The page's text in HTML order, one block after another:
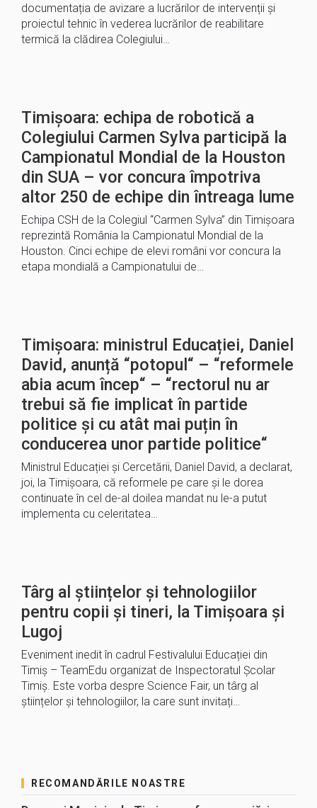
documentația de avizare a lucrărilor de intervenții și
proiectul tehnic în vederea lucrărilor de reabilitare
termică la clădirea Colegiului…
Timișoara: echipa de robotică a
Colegiului Carmen Sylva participă la
Campionatul Mondial de la Houston
din SUA – vor concura împotriva
altor 250 de echipe din întreaga lume
Echipa CSH de la Colegiul “Carmen Sylva” din Timișoara
reprezintă România la Campionatul Mondial de la
Houston. Cinci echipe de elevi români vor concura la
etapa mondială a Campionatului de…
Timișoara: ministrul Educației, Daniel
David, anunță “potopul“ – “reformele
abia acum încep“ – “rectorul nu ar
trebui să fie implicat în partide
politice și cu atât mai puțin în
conducerea unor partide politice“
Ministrul Educației și Cercetării, Daniel David, a declarat,
joi, la Timișoara, că reformele pe care și le dorea
continuate în cel de-al doilea mandat nu le-a putut
implementa cu celeritatea…
Târg al științelor și tehnologiilor
pentru copii și tineri, la Timișoara și
Lugoj
Eveniment inedit în cadrul Festivalului Educației din
Timiș – TeamEdu organizat de Inspectoratul Școlar
Timiș. Este vorba despre Science Fair, un târg al
științelor și tehnologiilor, la care sunt invitați…
RECOMANDĂRILE NOASTRE